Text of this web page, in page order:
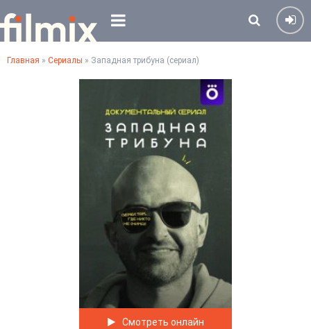
Главная » Сериалы » Западная трибуна (сериал)
Смотреть онлайн